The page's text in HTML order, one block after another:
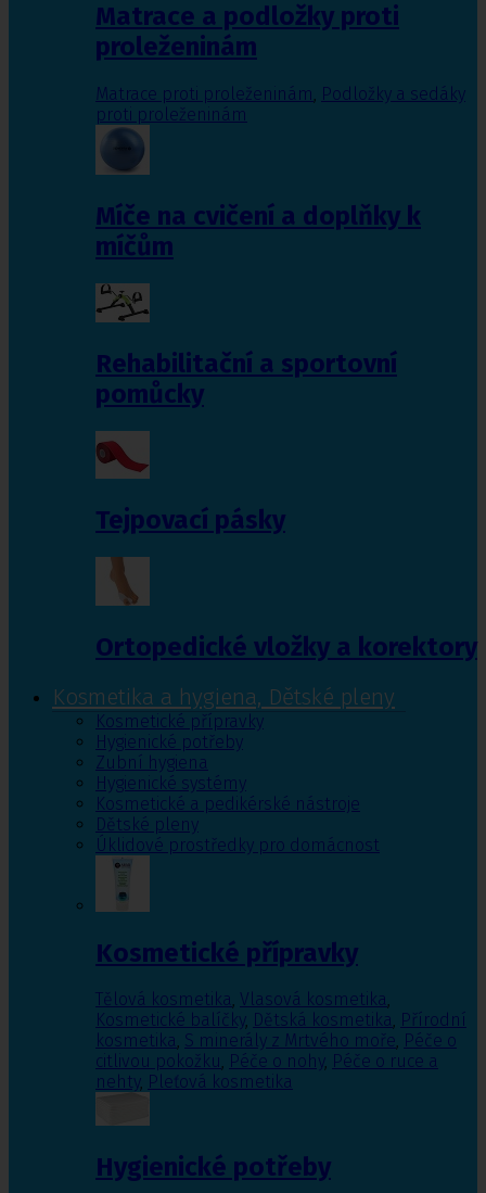
Matrace a podložky proti
proleženinám
Matrace proti proleženinám, Podložky a sedáky
proti proleženinám
Míče na cvičení a doplňky k
míčům
Rehabilitační a sportovní
pomůcky
Tejpovací pásky
Ortopedické vložky a korektory
Kosmetika a hygiena, Dětské pleny
Kosmetické přípravky
Hygienické potřeby
Zubní hygiena
Hygienické systémy
Kosmetické a pedikérské nástroje
Dětské pleny
Úklidové prostředky pro domácnost
Kosmetické přípravky
Tělová kosmetika, Vlasová kosmetika,
Kosmetické balíčky, Dětská kosmetika, Přírodní
kosmetika, S minerály z Mrtvého moře, Péče o
citlivou pokožku, Péče o nohy, Péče o ruce a
nehty, Pleťová kosmetika
Hygienické potřeby